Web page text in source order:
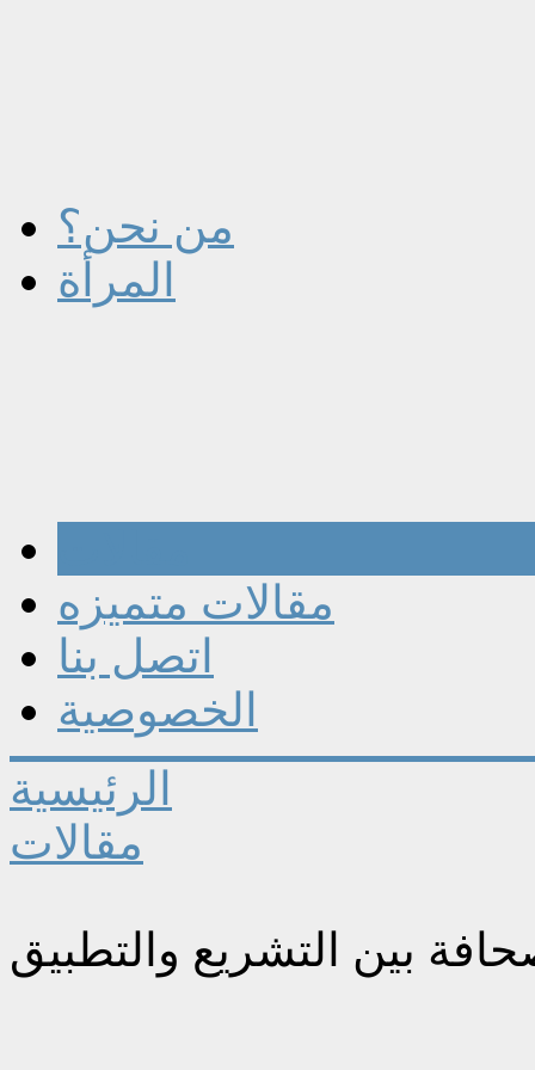
من نحن؟
المرأة
مقالات متميزه
اتصل بنا
الخصوصية
الرئيسية
مقالات
بين التشريع والتطبيق